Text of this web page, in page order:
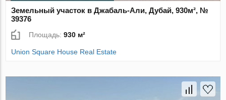
Земельный участок в Джабаль-Али, Дубай, 930м², №
39376
Площадь:930 м²
Union Square House Real Estate